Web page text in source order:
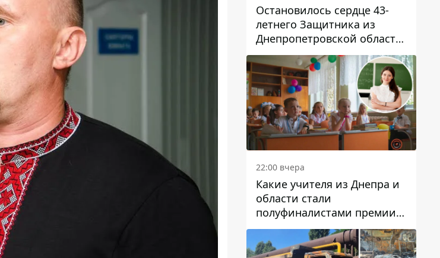
Остановилось сердце 43-
летнего Защитника из
Днепропетровской области
Евгения Зинченко
22:00 вчера
Какие учителя из Днепра и
области стали
полуфиналистами премии
Global Teacher Prize Ukraine
2026